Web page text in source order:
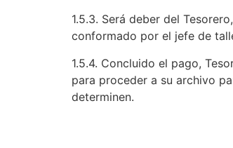
1.5.3. Será deber del
conformado por el jefe de
1.5.4. Concluido el pago,
para proceder a su archivo
determinen.